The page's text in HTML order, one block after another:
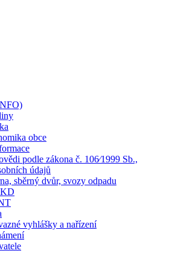
obce
podle zákona č. 106⁄1999 Sb.,
údajů
sběrný dvůr, svozy odpadu
KD
vyhlášky a nařízení